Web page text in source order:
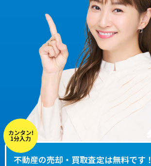
カンタン!
1分入力
不動産の売却・買取査定は無料です！